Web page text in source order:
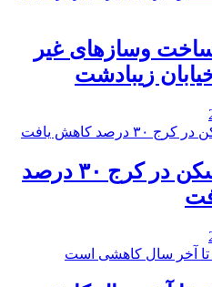
وسازهای غیر
زیبادشت
️قیمت مسکن در کرج ۳۰ درصد